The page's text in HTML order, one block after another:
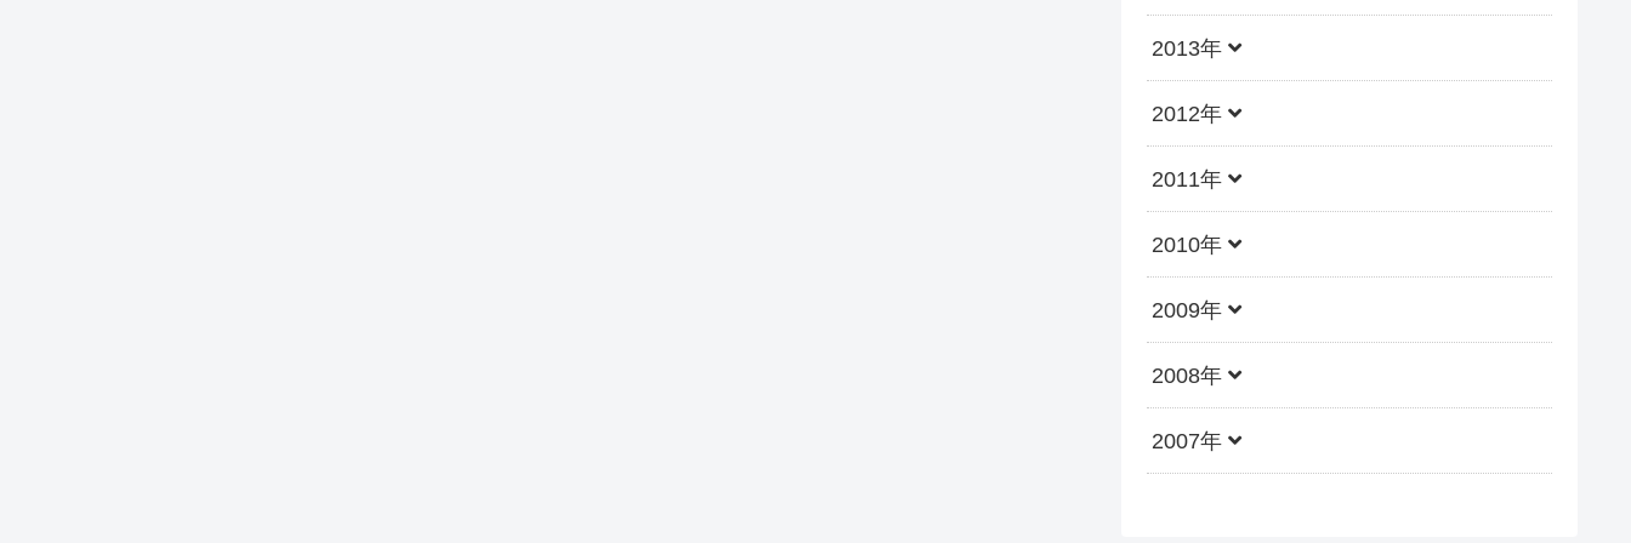
2013年
2012年
2011年
2010年
2009年
2008年
2007年